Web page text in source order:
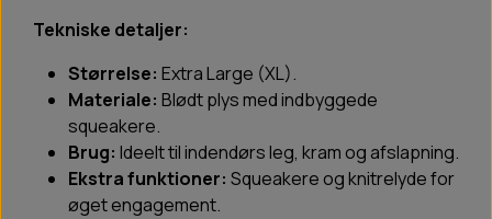
Tekniske detaljer:
Størrelse: Extra Large (XL).
Materiale: Blødt plys med indbyggede
squeakere.
Brug: Ideelt til indendørs leg, kram og afslapning.
Ekstra funktioner: Squeakere og knitrelyde for
øget engagement.